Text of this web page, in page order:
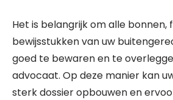
Het is belangrijk om alle bonnen,
bewijsstukken van uw
goed te bewaren en te
advocaat. Op deze manier kan
sterk dossier opbouwen en